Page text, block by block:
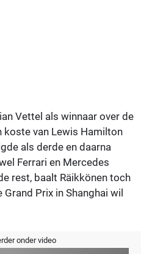
Vettel als winnaar over de
koste van Lewis Hamilton
als derde en daarna
Ferrari en Mercedes
rest, baalt Räikkönen toch
Prix in Shanghai wil
onder video